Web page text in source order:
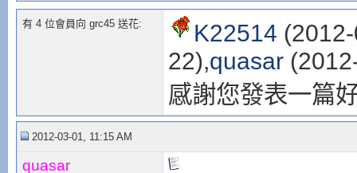
有 4 位會員向 grc45 送花: K22514
22),quasar
感謝您發表一篇
2012-03-01, 11:15 AM
quasar